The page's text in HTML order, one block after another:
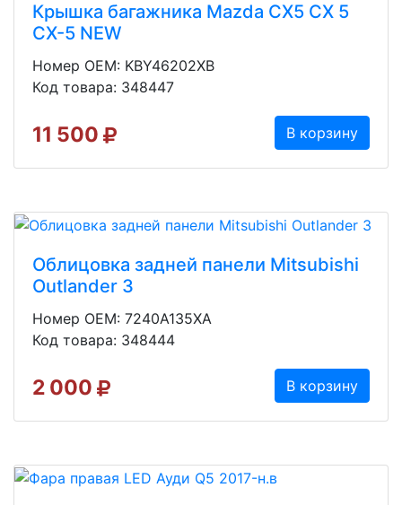
Крышка багажника Mazda CX5 CX 5
CX-5 NEW
Номер OEM: KBY46202XB
Код товара: 348447
11 500 В корзину
Облицовка задней панели Mitsubishi
Outlander 3
Номер OEM: 7240A135XA
Код товара: 348444
2 000 В корзину